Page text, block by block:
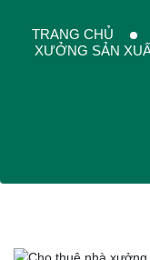
TRANG CHỦ
XƯỞNG SẢN